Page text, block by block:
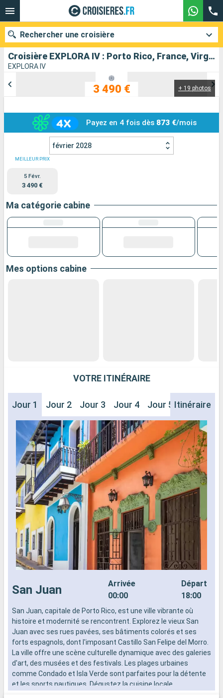
Croisière EXPLORA IV : Porto Rico, France, Virgin Gorda, Bahamas, États-Unis au départ de San Juan
EXPLORA IV
+ 19 photos
3 490 €
Payez en 4 fois dès 873 €/mois
février 2028
MEILLEUR PRIX
5 Févr.
3 490 €
Ma catégorie cabine
Mes options cabine
VOTRE ITINÉRAIRE
Jour 1 Jour 2 Jour 3 Jour 4 Jour 5 Jour 6
Itinéraire
San Juan
Arrivée
00:00
Départ
18:00
San Juan, capitale de Porto Rico, est une ville vibrante où
histoire et modernité se rencontrent. Explorez le vieux San
Juan avec ses rues pavées, ses bâtiments colorés et ses
forts espagnols, dont l'imposant Castillo San Felipe del Morro.
La ville offre une scène culturelle dynamique avec des galeries
d'art, des musées et des festivals. Les plages urbaines
comme Condado et Isla Verde sont parfaites pour la détente
et les sports nautiques. Dégustez la cuisine locale,
Rechercher une croisière
Mois de départ
Ports Compagnies